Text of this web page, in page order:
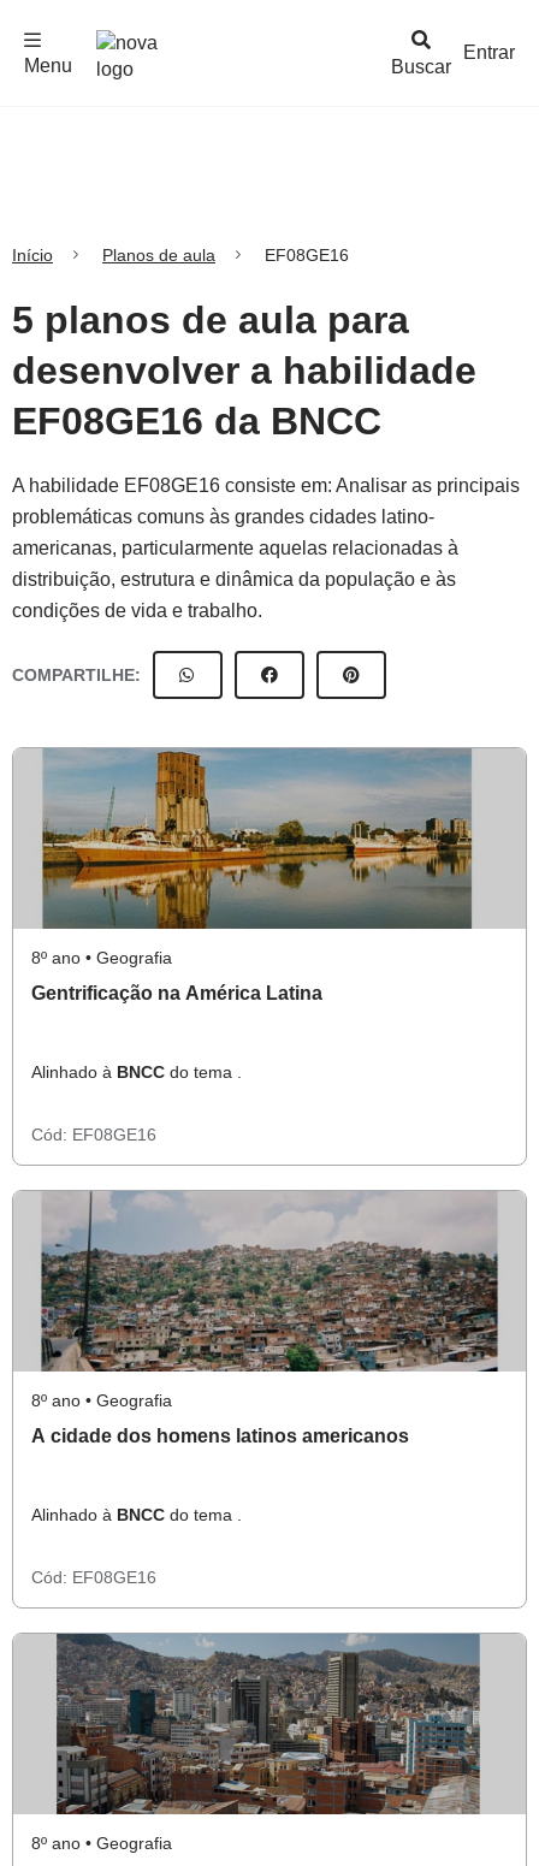
Buscar
Menu
Entrar
Início Planos de aula EF08GE16
5 planos de aula para
desenvolver a habilidade
EF08GE16 da BNCC
A habilidade EF08GE16 consiste em: Analisar as principais
problemáticas comuns às grandes cidades latino-
americanas, particularmente aquelas relacionadas à
distribuição, estrutura e dinâmica da população e às
condições de vida e trabalho.
COMPARTILHE:
8º ano • Geografia
Gentrificação na América Latina
Alinhado à BNCC do tema .
Cód: EF08GE16
8º ano • Geografia
A cidade dos homens latinos americanos
Alinhado à BNCC do tema .
Cód: EF08GE16
8º ano • Geografia